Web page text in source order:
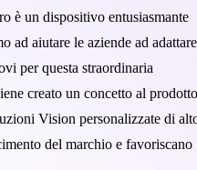
è un dispositivo entusiasmante
ad aiutare le aziende ad
per questa straordinaria
creato un concetto al prodotto
Vision personalizzate di
del marchio e favoriscano